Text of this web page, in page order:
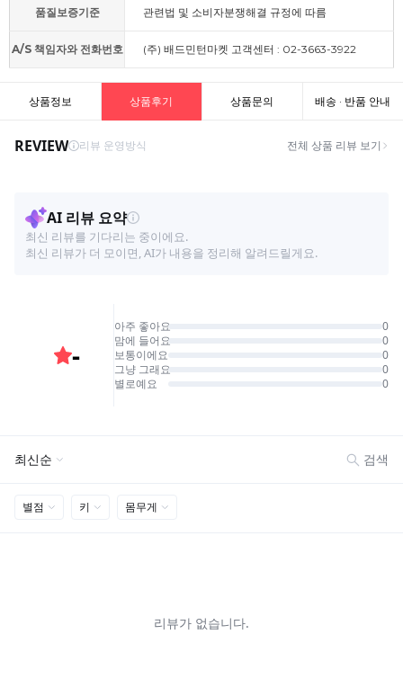
품질보증기준 관련법 및 소비자분쟁해결 규정에 따름
A/S 책임자와 전화번호 (주) 배드민턴마켓 고객센터 : 02-3663-3922
상품정보 상품후기 상품문의 배송 · 반품 안내